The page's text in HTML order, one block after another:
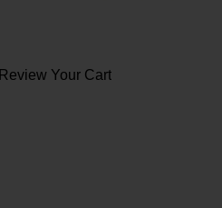
Review Your Cart